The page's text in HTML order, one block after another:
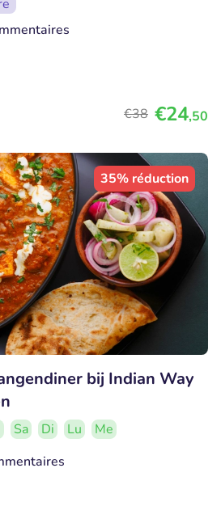
€38 €24,50
35% réduction
bij Indian Way
Sa Di Lu
Me